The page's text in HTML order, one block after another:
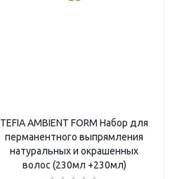
TEFIA AMBIENT FORM Набор для
перманентного выпрямления
натуральных и окрашенных
волос (230мл +230мл)